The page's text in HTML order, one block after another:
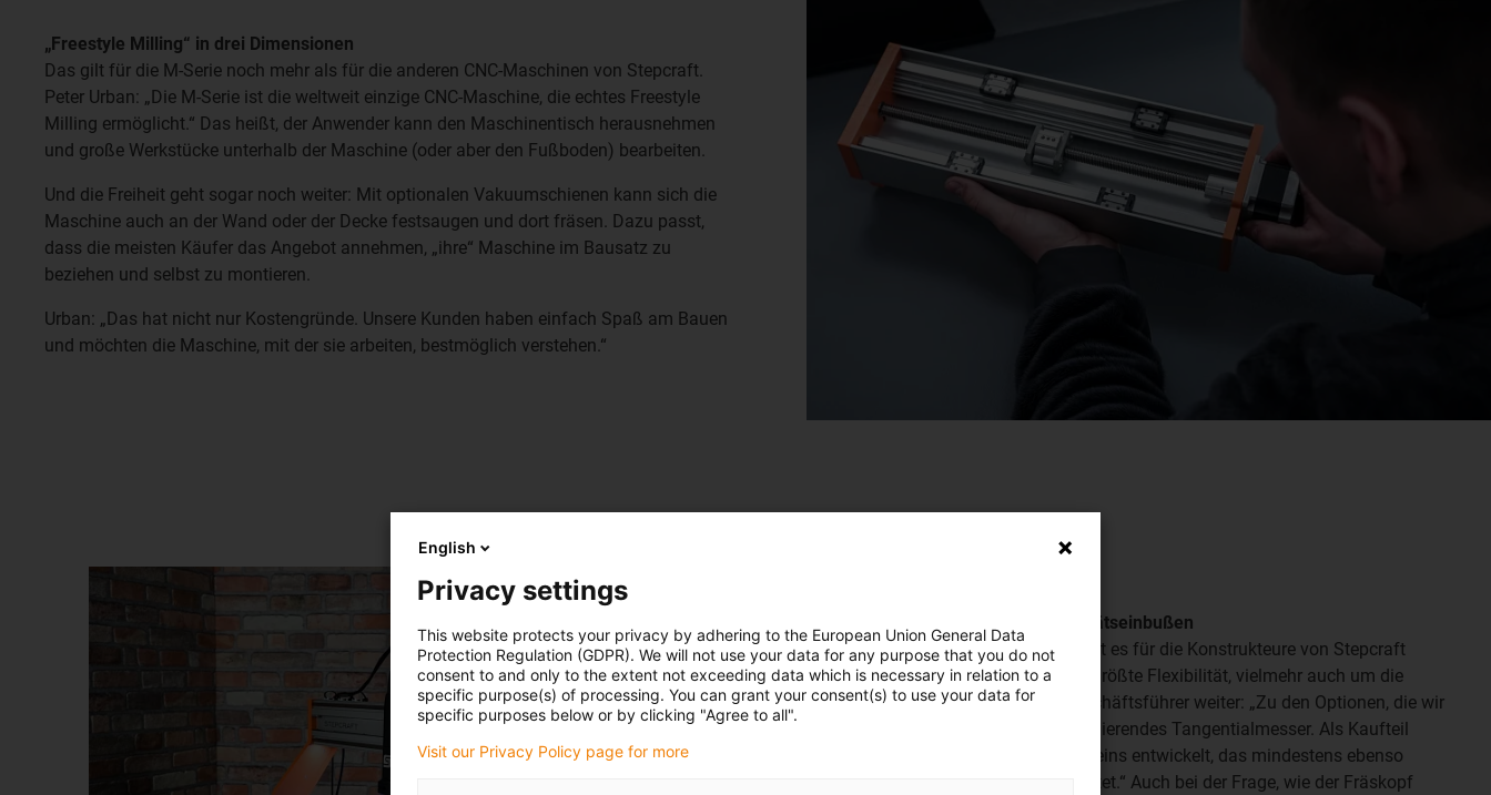
„Freestyle Milling“ in drei Dimensionen
Das gilt für die M-Serie noch mehr als für die anderen CNC-Maschinen von Stepcraft.
Peter Urban: „Die M-Serie ist die weltweit einzige CNC-Maschine, die echtes Freestyle
Milling ermöglicht.“ Das heißt, der Anwender kann den Maschinentisch herausnehmen
und große Werkstücke unterhalb der Maschine (oder aber den Fußboden) bearbeiten.
Und die Freiheit geht sogar noch weiter: Mit optionalen Vakuumschienen kann sich die
Maschine auch an der Wand oder der Decke festsaugen und dort fräsen. Dazu passt,
dass die meisten Käufer das Angebot annehmen, „ihre“ Maschine im Bausatz zu
beziehen und selbst zu montieren.
Urban: „Das hat nicht nur Kostengründe. Unsere Kunden haben einfach Spaß am Bauen
und möchten die Maschine, mit der sie arbeiten, bestmöglich verstehen.“
Kostengünstig konstruieren – ohne Qualitätseinbußen
Da die Hobbyisten kostensensibel sind, geht es für die Konstrukteure von Stepcraft
nicht allein um die beste Funktion und die größte Flexibilität, vielmehr auch um die
Kosten jeder Innovation. Der Stepcraft-Geschäftsführer weiter: „Zu den Optionen, die wir
für die M-Serie bieten, gehört auch ein oszillierendes Tangentialmesser. Als Kaufteil
hätte uns das 1.100 € gekostet. Wir haben eins entwickelt, das mindestens ebenso
vielseitig und robust ist, aber nur 350 € kostet.“ Auch bei der Frage, wie der Fräskopf
English
Privacy settings
This website protects your privacy by adhering to the European Union General Data
Protection Regulation (GDPR). We will not use your data for any purpose that you do not
consent to and only to the extent not exceeding data which is necessary in relation to a
specific purpose(s) of processing. You can grant your consent(s) to use your data for
specific purposes below or by clicking "Agree to all".
Visit our Privacy Policy page for more